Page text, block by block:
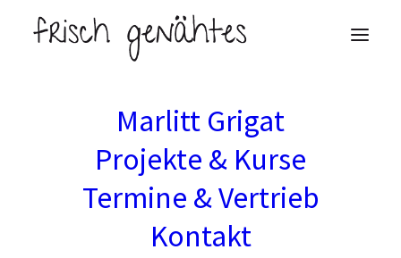
Marlitt Grigat
Projekte & Kurse
Termine & Vertrieb
Kontakt
Schätze aus
Marlitts Blog